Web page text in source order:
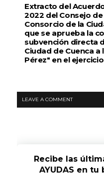
Extracto del
2022 del Consejo
Consorcio de la
que se aprueba la
subvención directa
Ciudad de Cuenca
Pérez" en el
LEAVE A COMMENT
Recibe las
AYUDAS en